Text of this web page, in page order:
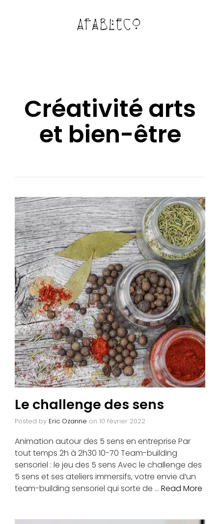
Créativité arts
et bien-être
Le challenge des sens
Posted by Eric Ozanne on 10 février 2022
Animation autour des 5 sens en entreprise Par
tout temps 2h à 2h30 10-70 Team-building
sensoriel : le jeu des 5 sens Avec le challenge des
5 sens et ses ateliers immersifs, votre envie d’un
team-building sensoriel qui sorte de … Read More